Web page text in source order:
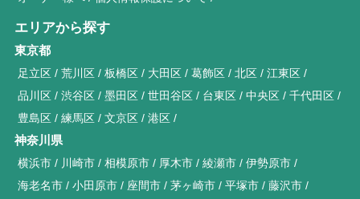
エリアから探す
東京都
足立区 荒川区 板橋区 大田区 葛飾区 北区
江東区
品川区
渋谷区 墨田区 世田谷区 台東区 中央区
千代田区
豊島区
練馬区 文京区 港区
神奈川県
横浜市 川崎市 相模原市 厚木市 綾瀬市
伊勢原市
海老名市
小田原市 座間市 茅ヶ崎市 平塚市
藤沢市